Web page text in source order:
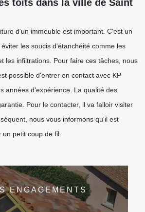
toits dans la ville de Saint
d'un immeuble est important. C'est un
les soucis d'étanchéité comme les
les infiltrations. Pour faire ces tâches, nous
possible d'entrer en contact avec KP
années d'expérience. La qualité des
Pour le contacter, il va falloir visiter
nous vous informons qu'il est
petit coup de fil.
ENGAGEMENTS